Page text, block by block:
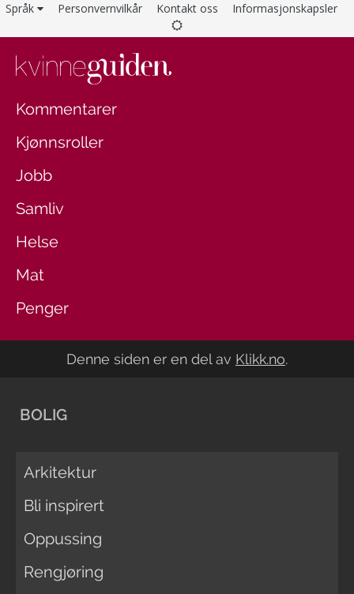
Språk Personvernvilkår Kontakt oss Informasjonskapsler
Kommentarer
Kjønnsroller
Jobb
Samliv
Helse
Mat
Penger
Denne siden er en del av Klikk.no.
BOLIG
Arkitektur
Bli inspirert
Oppussing
Rengjøring